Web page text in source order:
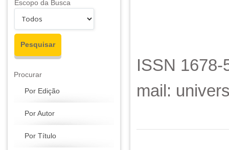
Escopo da Busca
Procurar
Por Edição
Por Autor
Por Título
ISSN
mail: